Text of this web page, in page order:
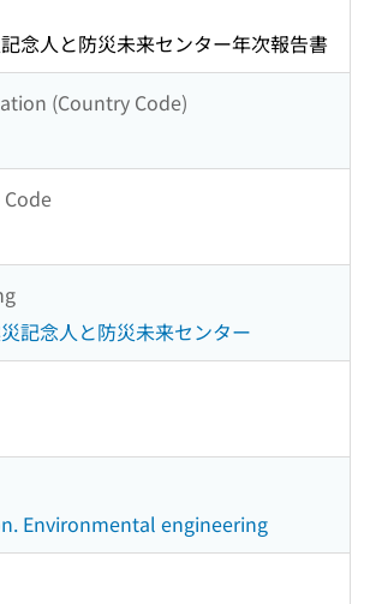
念人と防災未来センター年次報告書
(Country Code)
記念人と防災未来センター
Environmental engineering